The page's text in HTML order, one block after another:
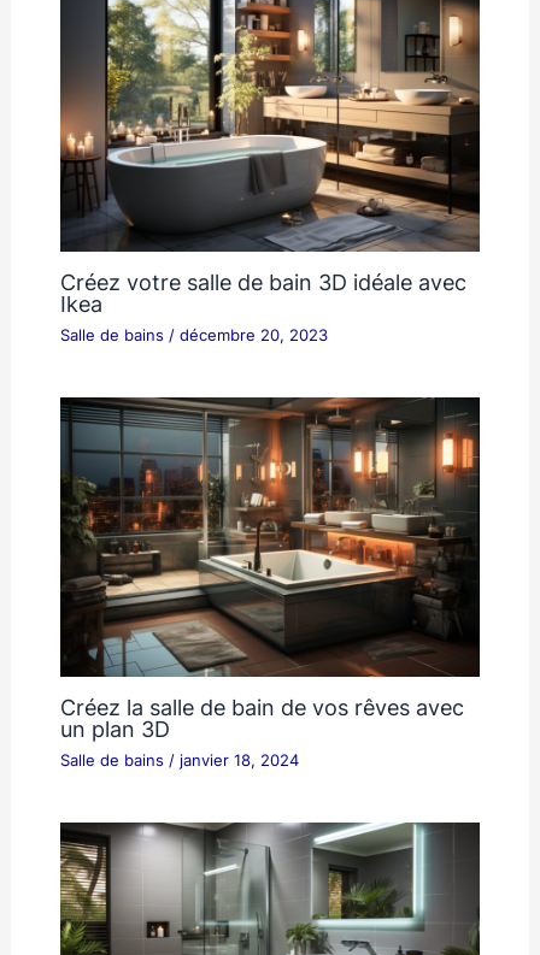
Créez votre salle de bain 3D idéale avec
Ikea
Salle de bains / décembre 20, 2023
Créez la salle de bain de vos rêves avec
un plan 3D
Salle de bains / janvier 18, 2024